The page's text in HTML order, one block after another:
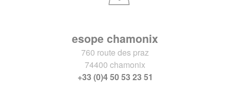
esope chamonix
760 route des praz
74400 chamonix
+33 (0)4 50 53 23 51